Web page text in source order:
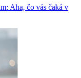
Aha, čo vás čaká v